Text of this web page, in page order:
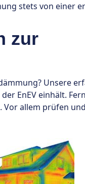
stets von einer
zur
Unsere
EnEV einhält.
allem prüfen